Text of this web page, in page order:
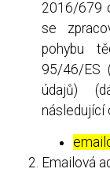
2016/679
se
pohybu
95/46/ES
údajů)
následující
Emailová